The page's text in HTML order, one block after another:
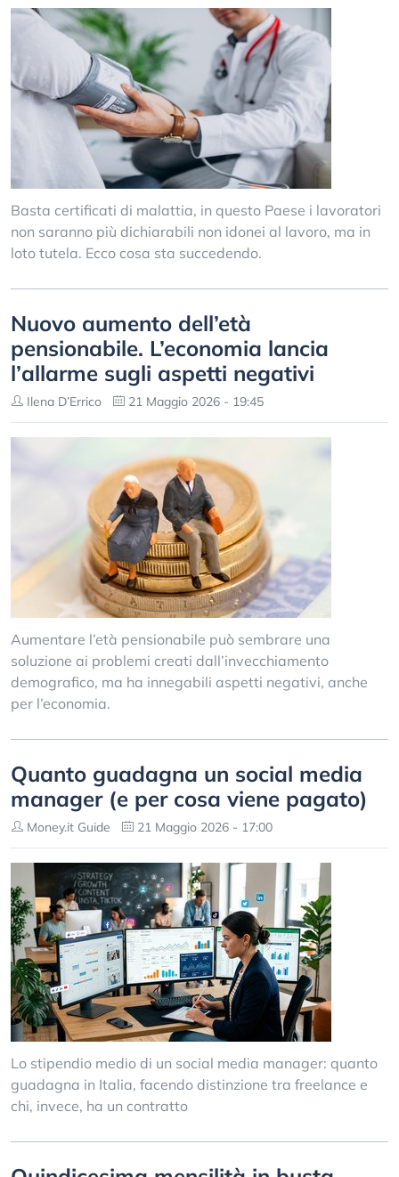
Basta certificati di malattia, in questo Paese i lavoratori
non saranno più dichiarabili non idonei al lavoro, ma in
loto tutela. Ecco cosa sta succedendo.
Nuovo aumento dell’età
pensionabile. L’economia lancia
l’allarme sugli aspetti negativi
Ilena D’Errico 21 Maggio 2026 - 19:45
Aumentare l’età pensionabile può sembrare una
soluzione ai problemi creati dall’invecchiamento
demografico, ma ha innegabili aspetti negativi, anche
per l’economia.
Quanto guadagna un social media
manager (e per cosa viene pagato)
Money.it Guide 21 Maggio 2026 - 17:00
Lo stipendio medio di un social media manager: quanto
guadagna in Italia, facendo distinzione tra freelance e
chi, invece, ha un contratto